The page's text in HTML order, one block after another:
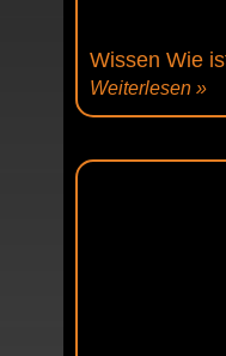
Wissen Wie
Weiterlesen »